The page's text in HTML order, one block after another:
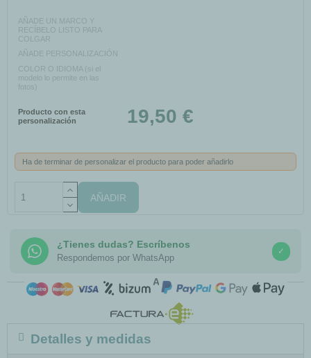
AÑADE UN MARCO Y
RECÍBELO LISTO PARA
COLGAR
AÑADE PERSONALIZACIÓN
COLOR O IDIOMA (si el
modelo lo permite en las
fotos)
Producto con esta
personalización
19,50 €
Ha de terminar de personalizar el producto para poder añadirlo
AÑADIR
¿Tienes dudas? Escríbenos
Respondemos por WhatsApp
✓
COMPRA SEGURA
Detalles y medidas